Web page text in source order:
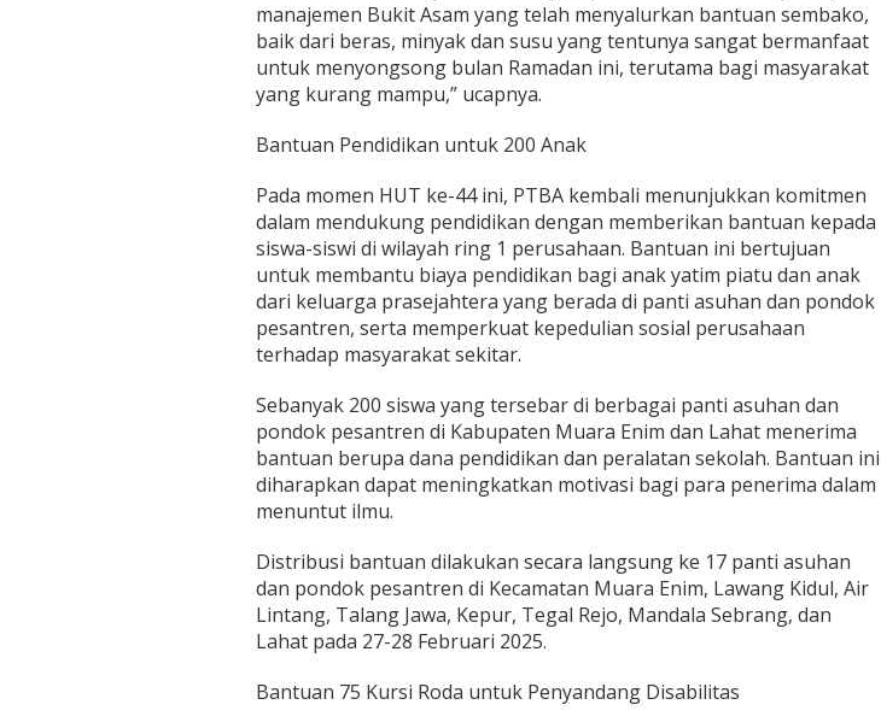
manajemen Bukit Asam yang telah menyalurkan bantuan sembako,
baik dari beras, minyak dan susu yang tentunya sangat bermanfaat
untuk menyongsong bulan Ramadan ini, terutama bagi masyarakat
yang kurang mampu,” ucapnya.
Bantuan Pendidikan untuk 200 Anak
Pada momen HUT ke-44 ini, PTBA kembali menunjukkan komitmen
dalam mendukung pendidikan dengan memberikan bantuan kepada
siswa-siswi di wilayah ring 1 perusahaan. Bantuan ini bertujuan
untuk membantu biaya pendidikan bagi anak yatim piatu dan anak
dari keluarga prasejahtera yang berada di panti asuhan dan pondok
pesantren, serta memperkuat kepedulian sosial perusahaan
terhadap masyarakat sekitar.
Sebanyak 200 siswa yang tersebar di berbagai panti asuhan dan
pondok pesantren di Kabupaten Muara Enim dan Lahat menerima
bantuan berupa dana pendidikan dan peralatan sekolah. Bantuan ini
diharapkan dapat meningkatkan motivasi bagi para penerima dalam
menuntut ilmu.
Distribusi bantuan dilakukan secara langsung ke 17 panti asuhan
dan pondok pesantren di Kecamatan Muara Enim, Lawang Kidul, Air
Lintang, Talang Jawa, Kepur, Tegal Rejo, Mandala Sebrang, dan
Lahat pada 27-28 Februari 2025.
Bantuan 75 Kursi Roda untuk Penyandang Disabilitas